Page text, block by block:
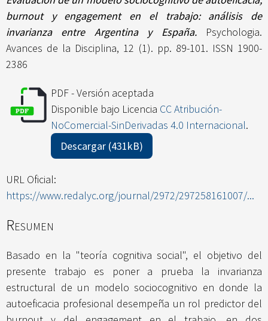
burnout y engagement en el trabajo: análisis de
invarianza entre Argentina y España.Psychologia.
Avances de la Disciplina, 12 (1). pp. 89-101. ISSN 1900-
2386
PDF - Versión aceptada
Disponible bajo Licencia CC Atribución-
NoComercial-SinDerivadas 4.0 Internacional.
Descargar (431kB)
URL Oficial:
https://www.redalyc.org/journal/2972/297258161007/...
Resumen
Basado en la "teoría cognitiva social", el objetivo del
presente trabajo es poner a prueba la invarianza
estructural de un modelo sociocognitivo en donde la
autoeficacia profesional desempeña un rol predictor del